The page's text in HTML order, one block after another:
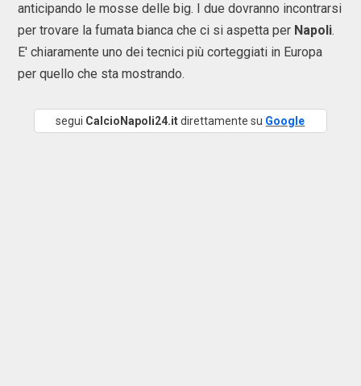
anticipando le mosse delle big. I due dovranno incontrarsi
per trovare la fumata bianca che ci si aspetta per Napoli.
E' chiaramente uno dei tecnici più corteggiati in Europa
per quello che sta mostrando.
segui CalcioNapoli24.itdirettamente su Google